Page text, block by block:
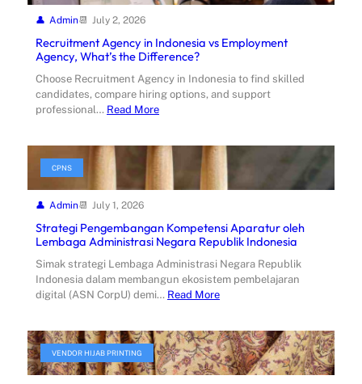
Admin July 2, 2026
Recruitment Agency in Indonesia vs Employment
Agency, What’s the Difference?
Choose Recruitment Agency in Indonesia to find skilled
candidates, compare hiring options, and support
professional… Read More
CPNS
Admin July 1, 2026
Strategi Pengembangan Kompetensi Aparatur oleh
Lembaga Administrasi Negara Republik Indonesia
Simak strategi Lembaga Administrasi Negara Republik
Indonesia dalam membangun ekosistem pembelajaran
digital (ASN CorpU) demi… Read More
VENDOR HIJAB PRINTING